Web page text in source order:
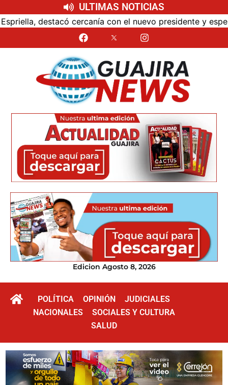
ULTIMAS NOTICIAS
con el nuevo presidente y espera resultados para La
Edicion Agosto 8, 2026
POLÍTICA OPINIÓN
JUDICIALES
NACIONALES
SOCIALES Y CULTURA
SALUD